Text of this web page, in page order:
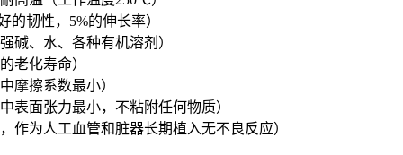
韧性，5%的伸长率）
碱、水、各种有机溶剂）
老化寿命）
摩擦系数最小）
表面张力最小，不粘附任何物质）
作为人工血管和脏器长期植入无不良反应）